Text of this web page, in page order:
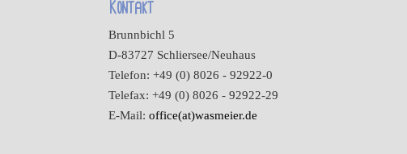
Kontakt
Brunnbichl 5
D-83727 Schliersee/Neuhaus
Telefon: +49 (0) 8026 - 92922-0
Telefax: +49 (0) 8026 - 92922-29
E-Mail:office(at)wasmeier.de